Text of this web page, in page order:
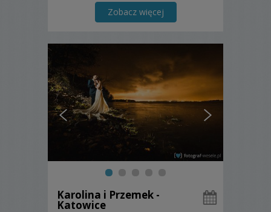
Zobacz więcej
Karolina i Przemek -
Katowice